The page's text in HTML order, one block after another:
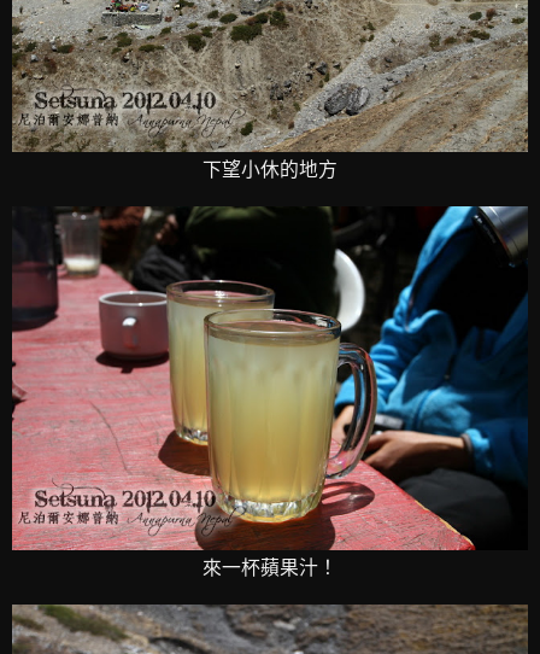
下望小休的地方
來一杯蘋果汁！